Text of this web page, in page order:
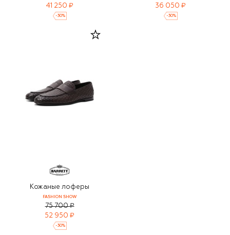
41 250 ₽
-30%
36 050 ₽
-30%
Кожаные лоферы
FASHION SHOW
75 700 ₽
52 950 ₽
-30%